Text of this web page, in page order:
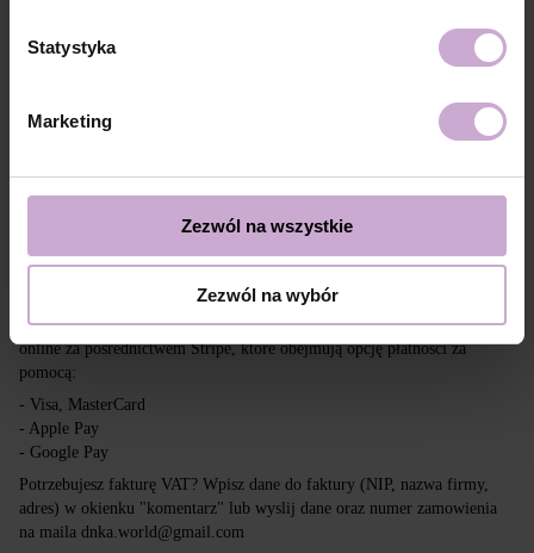
Statystyka
Marketing
Zezwól na wszystkie
Zezwól na wybór
Darmowa dostawa przy zakupach powyżej 650 zł.
Chcemy, aby zakupy były szybkie i łatwe, dlatego akceptujemy płatności
online za pośrednictwem Stripe, które obejmują opcję płatności za
pomocą:
- Visa, MasterCard
- Apple Pay
- Google Pay
Potrzebujesz fakturę VAT? Wpisz dane do faktury (NIP, nazwa firmy,
adres) w okienku "komentarz" lub wyslij dane oraz numer zamowienia
na maila dnka.world@gmail.com